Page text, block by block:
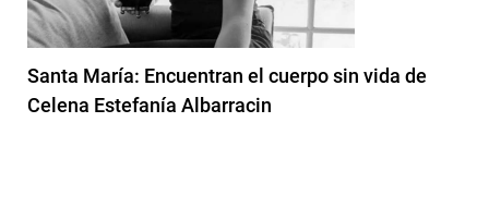
Santa María: Encuentran el cuerpo sin vida de
Celena Estefanía Albarracin